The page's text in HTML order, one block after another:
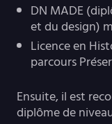
DN MADE
et du design)
Licence en
parcours
Ensuite, il est
diplôme de